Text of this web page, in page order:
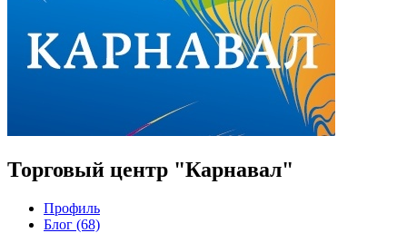
Торговый центр "Карнавал"
Профиль
Блог (68)